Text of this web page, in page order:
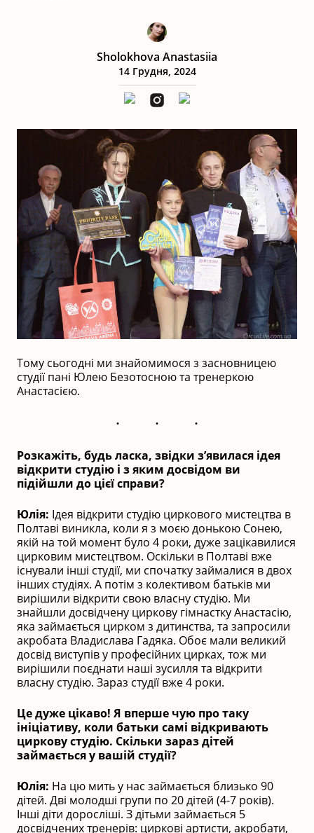
Sholokhova Anastasiia
14 Грудня, 2024
Тому сьогодні ми знайомимося з засновницею
студії пані Юлею Безотосною та тренеркою
Анастасією.
Розкажіть, будь ласка, звідки з’явилася ідея
відкрити студію і з яким досвідом ви
підійшли до цієї справи?
Юлія: Ідея відкрити студію циркового мистецтва в
Полтаві виникла, коли я з моєю донькою Сонею,
якій на той момент було 4 роки, дуже зацікавилися
цирковим мистецтвом. Оскільки в Полтаві вже
існували інші студії, ми спочатку займалися в двох
інших студіях. А потім з колективом батьків ми
вирішили відкрити свою власну студію. Ми
знайшли досвідчену циркову гімнастку Анастасію,
яка займається цирком з дитинства, та запросили
акробата Владислава Гадяка. Обоє мали великий
досвід виступів у професійних цирках, тож ми
вирішили поєднати наші зусилля та відкрити
власну студію. Зараз студії вже 4 роки.
Це дуже цікаво! Я вперше чую про таку
ініціативу, коли батьки самі відкривають
циркову студію. Скільки зараз дітей
займається у вашій студії?
Юлія: На цю мить у нас займається близько 90
дітей. Дві молодші групи по 20 дітей (4-7 років).
Інші діти доросліші. З дітьми займається 5
досвідчених тренерів: циркові артисти, акробати,